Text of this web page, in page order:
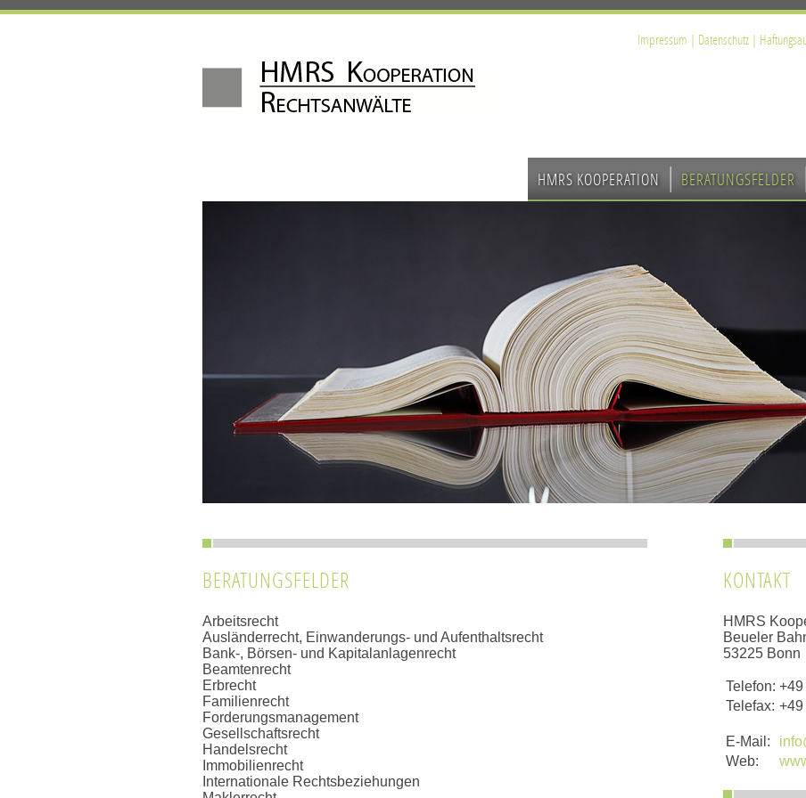
Impressum | Datenschutz |
HMRS KOOPERATION BERATUNGSFELDER
BERATUNGSFELDER
Arbeitsrecht
Ausländerrecht, Einwanderungs- und Aufenthaltsrecht
Bank-, Börsen- und Kapitalanlagenrecht
Beamtenrecht
Erbrecht
Familienrecht
Forderungsmanagement
Gesellschaftsrecht
Handelsrecht
Immobilienrecht
Internationale Rechtsbeziehungen
KONTAKT
HMRS
Beueler
53225 Bonn
Telefon: +49
Telefax: +49
E-Mail:
Web: